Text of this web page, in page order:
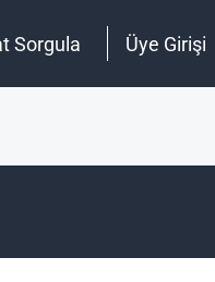
Sorgula Üye Girişi